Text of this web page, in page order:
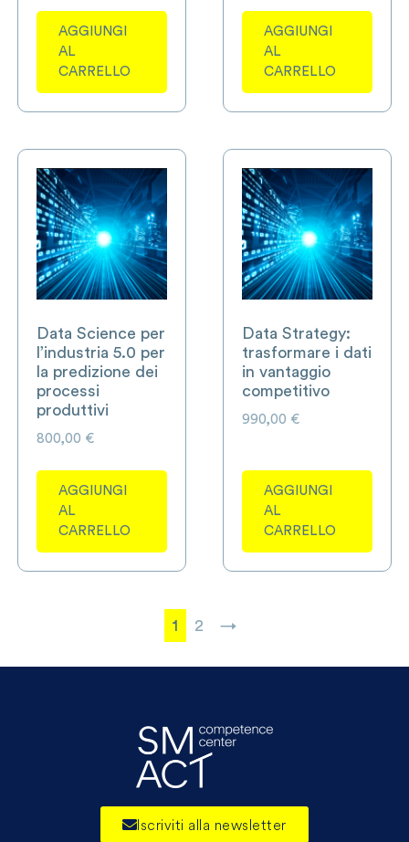
AGGIUNGI
AL
CARRELLO
AGGIUNGI
AL
CARRELLO
Data Science per
l’industria 5.0 per
la predizione dei
processi
produttivi
800,00 €
AGGIUNGI
AL
CARRELLO
Data Strategy:
trasformare i dati
in vantaggio
competitivo
990,00 €
AGGIUNGI
AL
CARRELLO
1 2 →
Iscriviti alla newsletter